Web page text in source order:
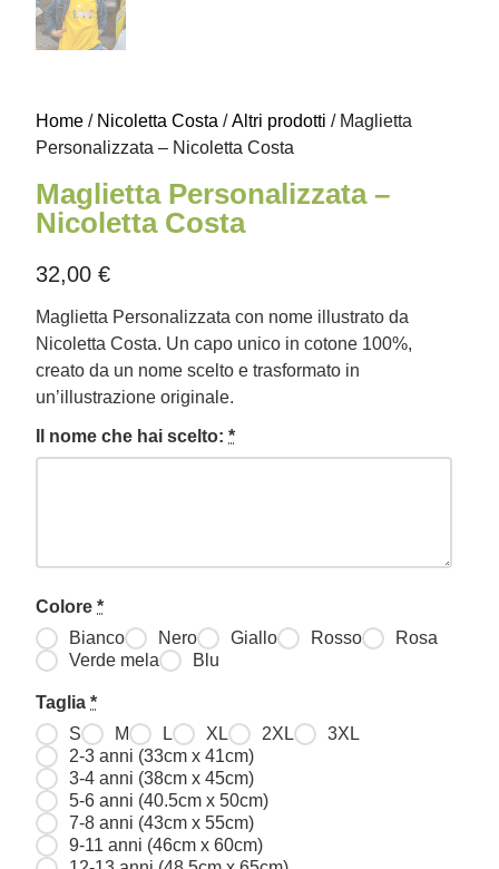
Home / Nicoletta Costa /Altri prodotti / Maglietta
Personalizzata – Nicoletta Costa
Maglietta Personalizzata –
Nicoletta Costa
32,00€
Maglietta Personalizzata con nome illustrato da
Nicoletta Costa. Un capo unico in cotone 100%,
creato da un nome scelto e trasformato in
un’illustrazione originale.
Il nome che hai scelto: *
Colore *
Bianco
Nero Giallo Rosso
Rosa
Verde mela
Blu
Taglia *
S
M L XL 2XL
3XL
2-3 anni (33cm x 41cm)
3-4 anni (38cm x 45cm)
5-6 anni (40.5cm x 50cm)
7-8 anni (43cm x 55cm)
9-11 anni (46cm x 60cm)